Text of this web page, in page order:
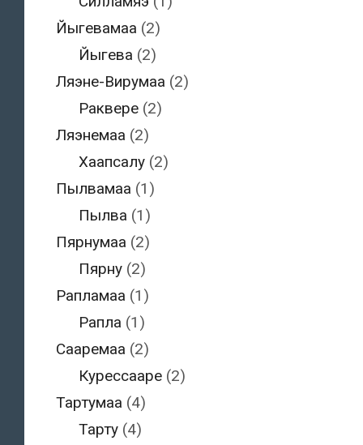
Йыгевамаа (2)
Йыгева (2)
Ляэне-Вирумаа (2)
Раквере (2)
Ляэнемаа (2)
Хаапсалу (2)
Пылвамаа (1)
Пылва (1)
Пярнумаа (2)
Пярну (2)
Рапламаа (1)
Рапла (1)
Сааремаа (2)
Курессааре (2)
Тартумаа (4)
Тарту (4)